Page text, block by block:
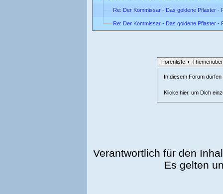
Re: Der Kommissar - Das goldene Pflaster -
Re: Der Kommissar - Das goldene Pflaster -
Forenliste •
In diesem Forum
Klicke hier, um Dich
Verantwortlich für den
Es gelten